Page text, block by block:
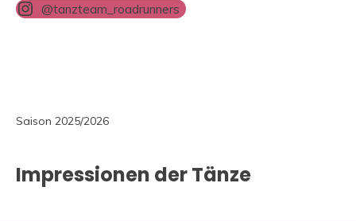
@tanzteam_roadrunners
Saison 2025/2026
Impressionen der Tänze